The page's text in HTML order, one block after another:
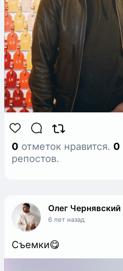
0 отметок нравится. 0
репостов.
Олег Чернявский
6 лет назад
Съемки😋